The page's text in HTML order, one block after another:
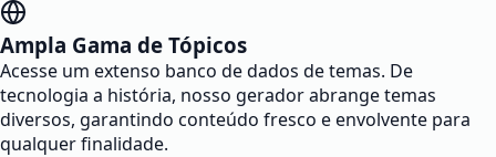
Ampla Gama de Tópicos
Acesse um extenso banco de dados de temas. De
tecnologia a história, nosso gerador abrange temas
diversos, garantindo conteúdo fresco e envolvente para
qualquer finalidade.